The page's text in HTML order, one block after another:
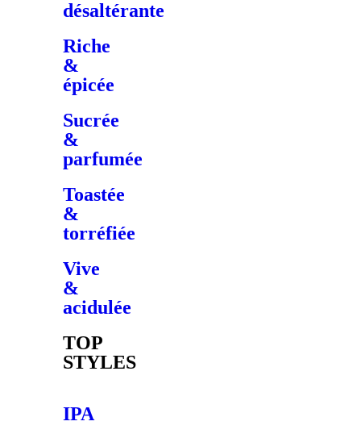
désaltérante
Riche
&
épicée
Sucrée
&
parfumée
Toastée
&
torréfiée
Vive
&
acidulée
TOP
STYLES
IPA